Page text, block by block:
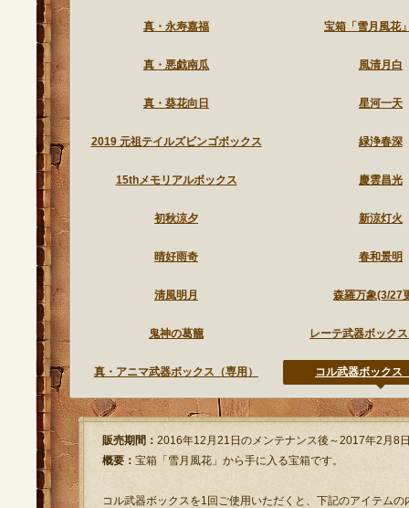
真・永寿嘉福 宝箱「雪月風花
真・悪戯南瓜 風清月白
真・葵花向日 星河一天
2019 元祖テイルズビンゴボックス 緑浄春深
15thメモリアルボックス 慶雲昌光
初秋涼夕 新涼灯火
晴好雨奇 春和景明
清風明月 森羅万象(3/27
鬼神の葛籠 レーテ武器ボック
真・アニマ武器ボックス（専用） コル武器ボックス
販売期間： 2016年12月21日のメンテナンス後～2017年2月8
概要：宝箱「雪月風花」から手に入る宝箱です。
コル武器ボックスを1回ご使用いただくと、下記のアイテム